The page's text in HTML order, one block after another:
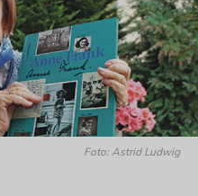
Foto: Astrid Ludwig